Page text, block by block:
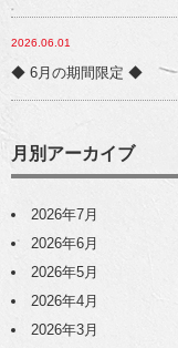
2026.06.01
◆ 6月の期間限定 ◆
月別アーカイブ
2026年7月
2026年6月
2026年5月
2026年4月
2026年3月